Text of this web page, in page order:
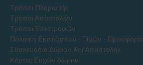
Τρόποι Πληρωμής
Τρόποι Αποστολών
Τρόποι Επιστροφών
Πολιτική Εκπτώσεων - Τιμών -
Συσκευασία Δώρου Και Αποστολής
Κάρτες Ευχών δώρου